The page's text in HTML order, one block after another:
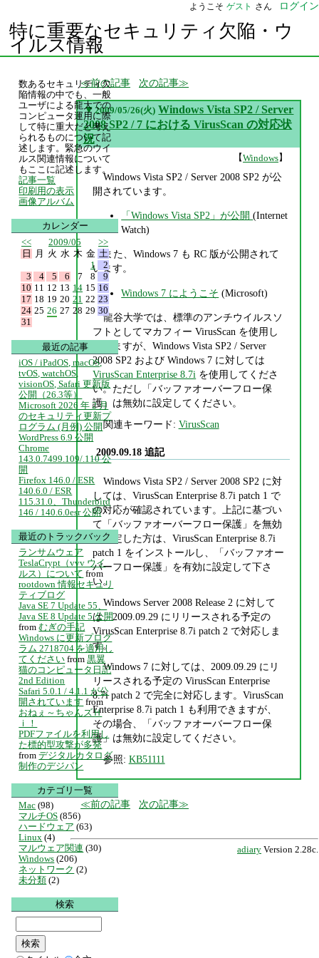
ようこそ ゲスト さん ログイン
特に重要なセキュリティ欠陥・ウ
イルス情報
前の記事 次の記事
▼ 2009/05/26(火) Windows Vista SP2 / Server
2008 SP2 / 7 における VirusScan の対応状
況
【Windows】
Windows Vista SP2 / Server 2008 SP2 が公
開されています。
「Windows Vista SP2」が公開(Internet
Watch)
また、Windows 7 も RC 版が公開されて
います。
Windows 7 にようこそ (Microsoft)
龍谷大学では、標準のアンチウイルスソ
フトとしてマカフィー VirusScan を使用し
ていますが、Windows Vista SP2 / Server
2008 SP2 および Windows 7 に対しては
VirusScan Enterprise 8.7i を使用してくださ
い。ただし「バッファオーバーフロー保
護」は無効に設定してください。
関連キーワード: VirusScan
2009.09.18 追記
Windows Vista SP2 / Server 2008 SP2 に対
しては、VirusScan Enterprise 8.7i patch 1 で
の対応が確認されています。上記に基づい
て「バッファオーバーフロー保護」を無効
に設定した方は、VirusScan Enterprise 8.7i
patch 1 をインストールし、「バッファオー
バーフロー保護」を有効に設定して下さ
い。
Windows Server 2008 Release 2 に対して
は、2009.09.29 にリリースされる予定の
VirusScan Enterprise 8.7i patch 2 で対応しま
す。
Windows 7 に対しては、2009.09.29 にリ
リースされる予定の VirusScan Enterprise
8.7i patch 2 で完全に対応します。VirusScan
Enterprise 8.7i patch 1 も利用できますが、
その場合、「バッファオーバーフロー保
護」は無効に設定してください。
参照: KB51111
前の記事 次の記事
adiary Version 2.28c.
数あるセキュリティ欠
陥情報の中でも、一般
ユーザによる龍大での
コンピュータ運用に際
して特に重大だと考え
られるものについて記
述します。緊急のウイ
ルス関連情報について
もここに記述します。
記事一覧
印刷用の表示
画像アルバム
カレンダー
<<
2009/05
>>
日
月 火 水 木 金 土
1
2
3
4 5 6 7 8
9
10 11 12 13 14 15 16
17 18 19 20 21 22 23
24 25 26 27 28 29 30
31
最近の記事
iOS / iPadOS, macOS,
tvOS, watchOS,
visionOS, Safari 更新版
公開（26.3等）
Microsoft 2026 年 2 月
のセキュリティ更新プ
ログラム (月例) 公開
WordPress 6.9 公開
Chrome
143.0.7499.109/.110 公
開
Firefox 146.0 / ESR
140.6.0 / ESR
115.31.0、Thunderbird
146 / 140.6.0esr 公開
最近のトラックバック
ランサムウェア
TeslaCrypt（vvv ウイ
ルス）について from
rootdown 情報セキュリ
ティブログ
Java SE 7 Update 55、
Java SE 8 Update 5 公開
from むぎの手記
Windows に更新プログ
ラム 2718704 を適用し
てください from 黒翼
猫のコンピュータ日記
2nd Edition
Safari 5.0.1 / 4.1.1 が公
開されています from
おねぇ～ちゃんズＨ
ｉ！
PDFファイルを利用し
た標的型攻撃が多発
from デジタルカタログ
制作のデジパン
カテゴリ一覧
Mac (98)
マルチOS (856)
ハードウェア (63)
Linux (4)
マルウェア関連 (30)
Windows (206)
ネットワーク (2)
未分類 (2)
検索